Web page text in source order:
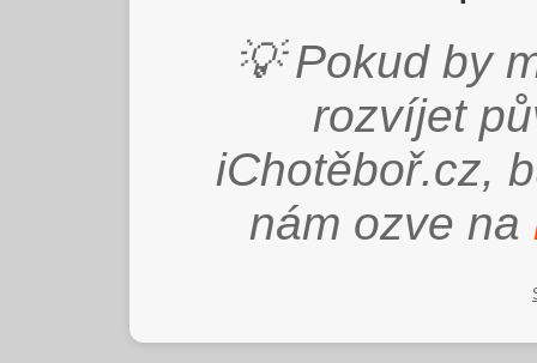
💡 Pokud by
rozvíjet
iChotěboř.cz,
nám ozve na